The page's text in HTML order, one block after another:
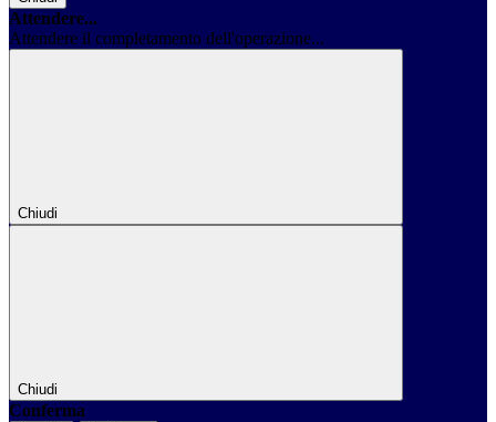
Attendere...
Attendere il completamento dell'operazione...
Chiudi
Chiudi
Conferma